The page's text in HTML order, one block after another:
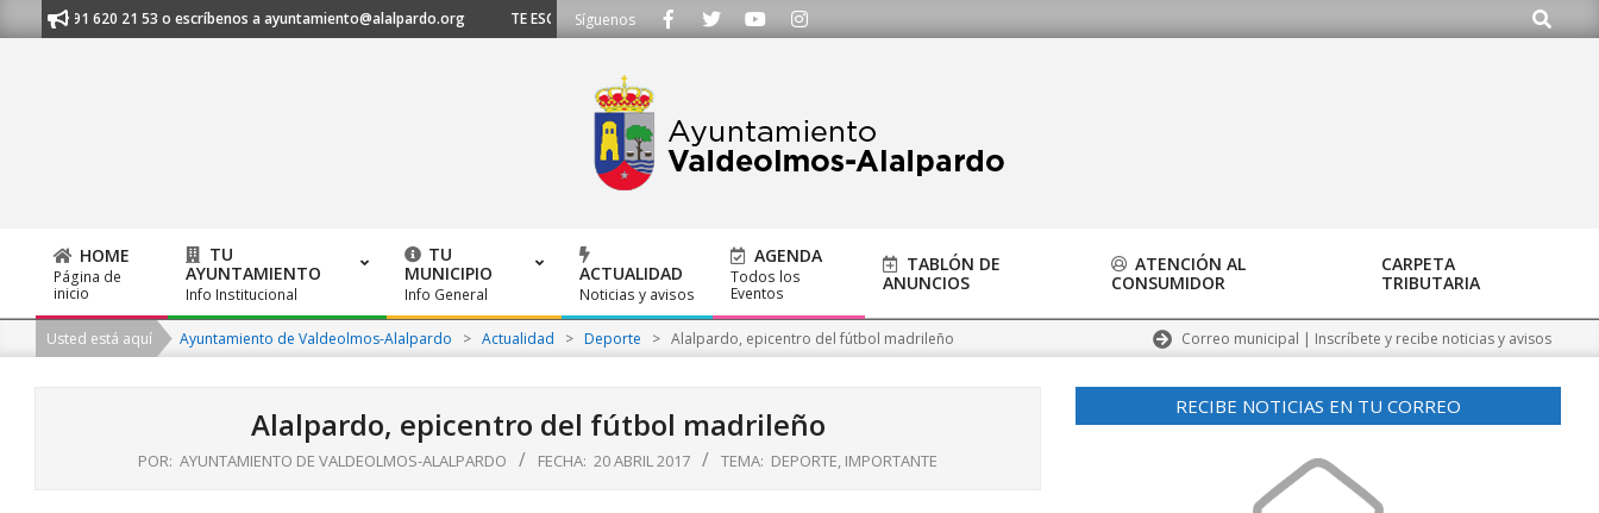
to
al 91 620 21 53 o escríbenos a ayuntamiento@alalpardo.org TE ESCUCHAMOS - Llámanos al 91 620 21 53 o escríbenos a ayuntamiento@alalpardo.org
Síguenos Buscar
Primary
Navigation
Menu
HOME
Página de
inicio
TU
AYUNTAMIENTO
Info Institucional
TU
MUNICIPIO
Info General
ACTUALIDAD
Noticias y avisos
AGENDA
Todos los
Eventos
TABLÓN DE
ANUNCIOS
ATENCIÓN AL
CONSUMIDOR
CARPETA
TRIBUTARIA
Usted está aquí Ayuntamiento de Valdeolmos-Alalpardo > Actualidad > Deporte > Alalpardo, epicentro del fútbol madrileño Correo municipal | Inscríbete y recibe noticias y avisos
Alalpardo, epicentro del fútbol madrileño
POR: AYUNTAMIENTO DE VALDEOLMOS-ALALPARDO FECHA: 20 ABRIL 2017 TEMA: DEPORTE, IMPORTANTE
RECIBE NOTICIAS EN TU CORREO